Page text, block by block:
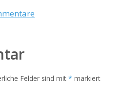
Felder sind mit * markiert